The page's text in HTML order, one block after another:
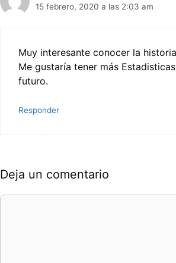
15 febrero, 2020 a las 2:03 am
Muy interesante conocer la
Me gustaría tener más
futuro.
Responder
Deja un comentario